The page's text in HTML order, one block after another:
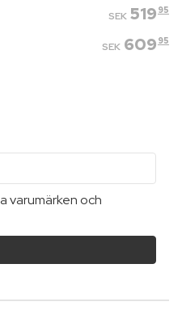
SEK 519 95
SEK 609 95
varumärken och